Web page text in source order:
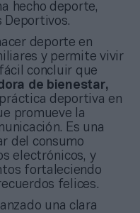
hecho deporte,
Deportivos.
deporte en
y permite vivir
concluir que
de bienestar,
práctica deportiva en
promueve la
Es una
del consumo
electrónicos, y
fortaleciendo
felices.
una clara